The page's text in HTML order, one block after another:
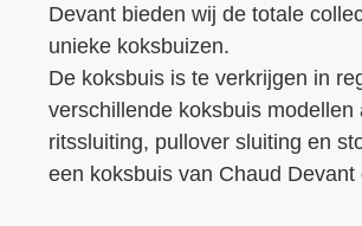
Devant bieden wij de totale
unieke koksbuizen.
De koksbuis is te verkrijgen in
verschillende koksbuis
ritssluiting, pullover sluiting en
een koksbuis van Chaud